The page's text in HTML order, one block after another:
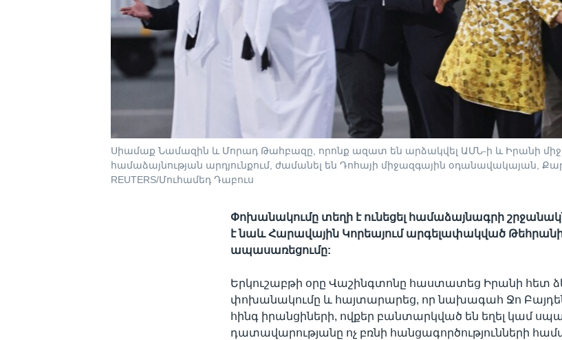
Սիամաք Նամազին և Մորադ Թահբազը, որոնք ազատ են արձակվել ԱՄՆ-ի և Իրանի
համաձայնության արդյունքում, ժամանել են Դոհայի միջազգային օդանավակայան,
REUTERS/Մուհամեդ Դաբուս
Փոխանակումը տեղի է ունեցել համաձայնագրի
է նաև Հարավային Կորեայում արգելափակված Թեհրանի
ապասառեցումը:
Երկուշաբթի օրը Վաշինգտոնը հաստատեց Իրանի հետ
փոխանակումը և հայտարարեց, որ նախագահ Ջո Բայդենը
հինգ իրանցիների, ովքեր բանտարկված են եղել կամ
դատավարությանը ոչ բռնի հանցագործությունների